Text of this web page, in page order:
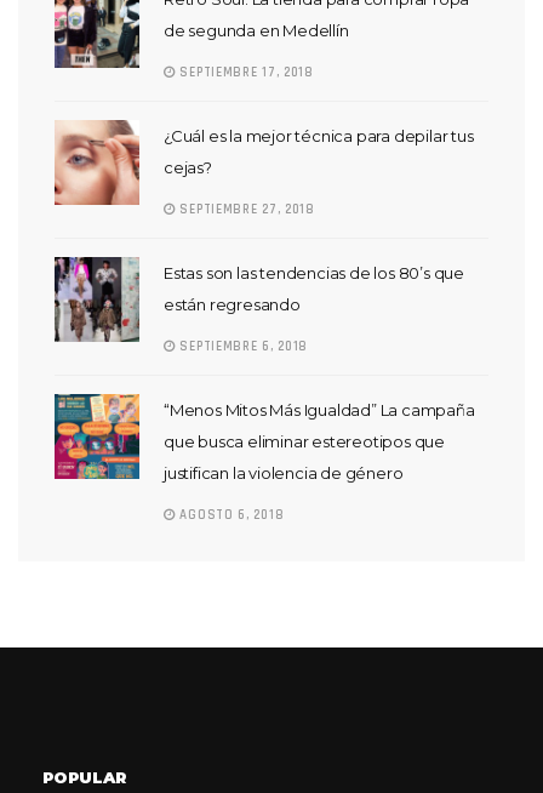
de segunda en Medellín
SEPTIEMBRE 17, 2018
¿Cuál es la mejor técnica para depilar tus
cejas?
SEPTIEMBRE 27, 2018
Estas son las tendencias de los 80’s que
están regresando
SEPTIEMBRE 6, 2018
“Menos Mitos Más Igualdad” La campaña
que busca eliminar estereotipos que
justifican la violencia de género
AGOSTO 6, 2018
POPULAR